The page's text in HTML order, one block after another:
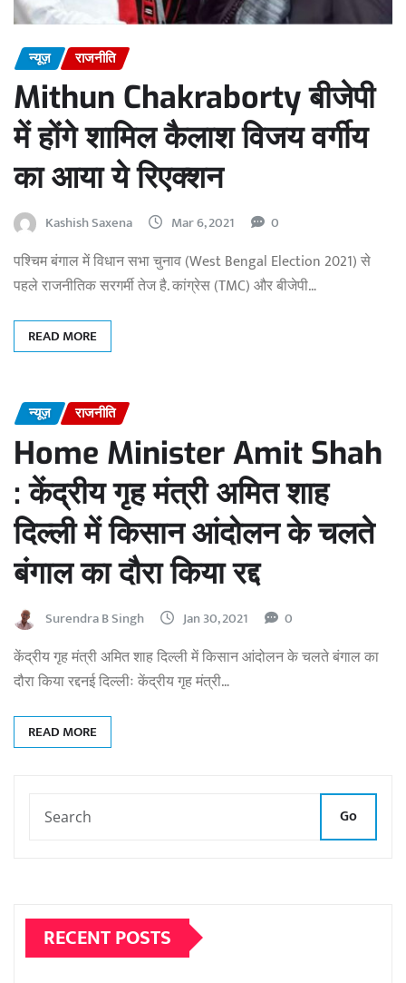
न्यूज़ राजनीति
Mithun Chakraborty बीजेपी
में होंगे शामिल कैलाश विजय वर्गीय
का आया ये रिएक्शन
Kashish Saxena Mar 6, 2021 0
पश्चिम बंगाल में विधान सभा चुनाव (West Bengal Election 2021) से
पहले राजनीतिक सरगर्मी तेज है. कांग्रेस (TMC) और बीजेपी…
READ MORE
न्यूज़ राजनीति
Home Minister Amit Shah
: केंद्रीय गृह मंत्री अमित शाह
दिल्ली में किसान आंदोलन के चलते
बंगाल का दौरा किया रद्द
Surendra B Singh Jan 30, 2021 0
केंद्रीय गृह मंत्री अमित शाह दिल्ली में किसान आंदोलन के चलते बंगाल का
दौरा किया रद्दनई दिल्लीः केंद्रीय गृह मंत्री…
READ MORE
Go
RECENT POSTS